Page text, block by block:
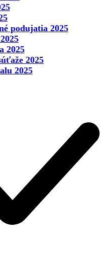
podujatia 2025
2025
2025
2025